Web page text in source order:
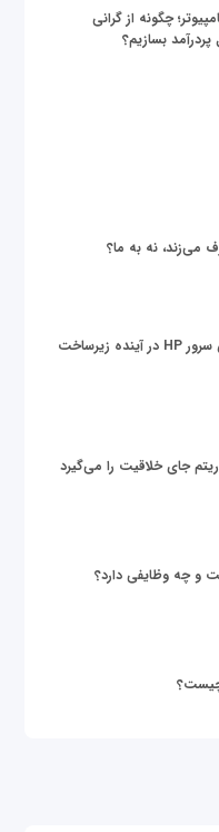
چگونه از گرانی
بسازیم؟
می‌زند، نه به ما؟
زیر پوست دنیای داده؛ نقش سرور HP در آینده زیرساخت
جای خلاقیت را می‌گیرد
و چه وظایفی دارد؟
چیست؟